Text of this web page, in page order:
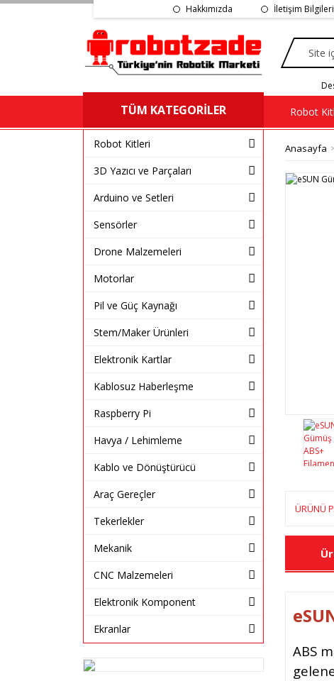
Hakkımızda İletişim
TÜM KATEGORİLER Robot
Robot Kitleri
3D Yazıcı ve Parçaları
Arduino ve Setleri
Sensörler
Drone Malzemeleri
Motorlar
Pil ve Güç Kaynağı
Stem/Maker Ürünleri
Elektronik Kartlar
Kablosuz Haberleşme
Raspberry Pi
Havya / Lehimleme
Kablo ve Dönüştürücü
Araç Gereçler
Tekerlekler
Mekanik
CNC Malzemeleri
Elektronik Komponent
Ekranlar
Anasayfa
ÜRÜNÜ
ABS